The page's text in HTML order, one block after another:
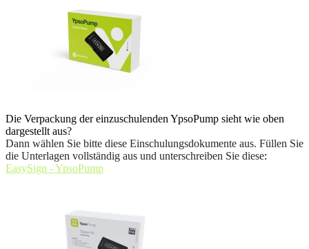
Die Verpackung der einzuschulenden YpsoPump sieht wie oben
dargestellt aus?
Dann wählen Sie bitte diese Einschulungsdokumente aus. Füllen Sie
die Unterlagen vollständig aus und unterschreiben Sie diese:
EasySign - YpsoPump